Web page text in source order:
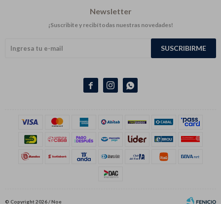
  
Newsletter
¡Suscribite y recibí todas nuestras novedades!
SUSCRIBIRME
© Copyright 2026 / Noe